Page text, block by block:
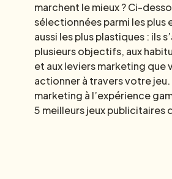
marchent le mieux ? Ci-
sélectionnées parmi les plus
aussi les plus plastiques : ils
plusieurs objectifs, aux
et aux leviers marketing que
actionner à travers votre
marketing à l’expérience
5 meilleurs jeux publicitaires